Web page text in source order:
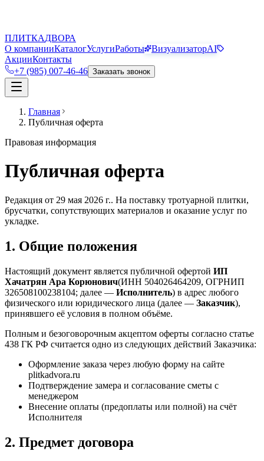
ПЛИТКАДВОРА
О компанииКаталогУслугиРаботы ВизуализаторAI
АкцииКонтакты
+7 (985) 007-46-46 Заказать звонок
Главная
Публичная оферта
Правовая информация
Публичная оферта
Редакция от 29 мая 2026 г.. На поставку тротуарной плитки,
брусчатки, сопутствующих материалов и оказание услуг по
укладке.
1. Общие положения
Настоящий документ является публичной офертой ИП
Хачатрян Ара Корюнович(ИНН 504026464209, ОГРНИП
326508100238104; далее — Исполнитель) в адрес любого
физического или юридического лица (далее — Заказчик),
принявшего её условия в полном объёме.
Полным и безоговорочным акцептом оферты согласно статье
438 ГК РФ считается одно из следующих действий Заказчика:
Оформление заказа через любую форму на сайте
plitkadvora.ru
Подтверждение замера и согласование сметы с
менеджером
Внесение оплаты (предоплаты или полной) на счёт
Исполнителя
2. Предмет договора